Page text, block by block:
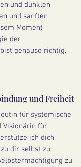
und dunklen
und sanften
Moment
der
bist genauso richtig,
und Freiheit
für systemische
Visionärin für
ich dich
dir selbst zu
zu